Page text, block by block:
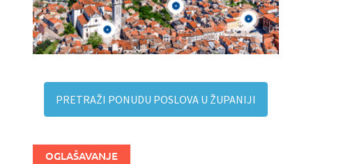
PRETRAŽI PONUDU POSLOVA U ŽUPANIJI
OGLAŠAVANJE